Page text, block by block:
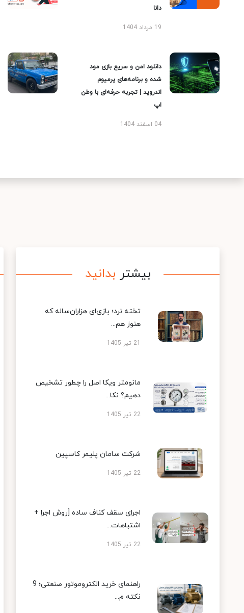
دانا
19 مرداد 1404
دانلود امن و سریع بازی مود
شده و برنامه‌های پرمیوم
اندروید | تجربه حرفه‌ای با وطن
اپ
04 اسفند 1404
بیشتر بدانید
تخته نرد؛ بازی‌ای هزاران‌ساله که
هنوز هم...
21 تیر 1405
مانومتر ویکا اصل را چطور تشخیص
دهیم؟ نکا...
22 تیر 1405
شرکت سامان پلیمر کاسپین
22 تیر 1405
اجرای سقف کناف ساده [روش اجرا +
اشتباهات...
22 تیر 1405
راهنمای خرید الکتروموتور صنعتی؛ 9
نکته م...